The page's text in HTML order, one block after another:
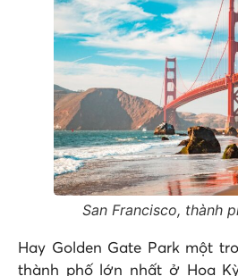
San Francisco, thành
Hay Golden Gate Park một
thành phố lớn nhất ở Hoa